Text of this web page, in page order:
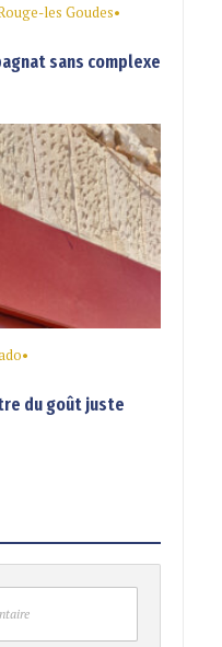
les Goudes•
sans complexe
•
du goût juste